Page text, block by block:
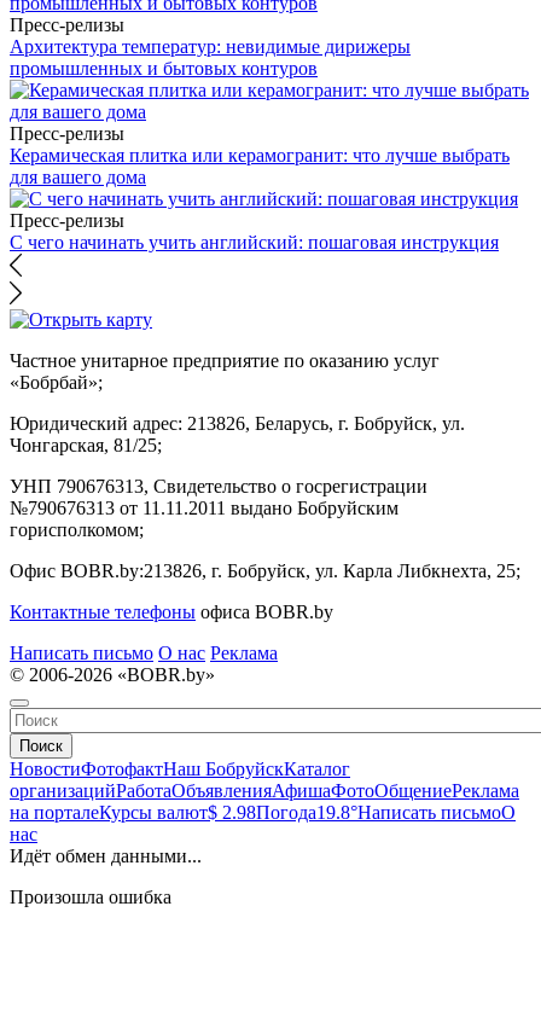
Пресс-релизы
Архитектура температур: невидимые дирижеры
промышленных и бытовых контуров
Пресс-релизы
Керамическая плитка или керамогранит: что лучше выбрать
для вашего дома
Пресс-релизы
С чего начинать учить английский: пошаговая инструкция
Частное унитарное предприятие по оказанию услуг
«Бобрбай»;
Юридический адрес: 213826, Беларусь, г. Бобруйск, ул.
Чонгарская, 81/25;
УНП 790676313, Свидетельство о госрегистрации
№790676313 от 11.11.2011 выдано Бобруйским
горисполкомом;
Офис BOBR.by:213826, г. Бобруйск, ул. Карла Либкнехта, 25;
Контактные телефоны офиса BOBR.by
Написать письмо О нас Реклама
© 2006-2026 «BOBR.by»
Поиск
НовостиФотофактНаш БобруйскКаталог
организацийРаботаОбъявленияАфишаФотоОбщениеРеклама
на порталеКурсы валют$ 2.98Погода19.8°Написать письмоО
нас
Идёт обмен данными...
Произошла ошибка